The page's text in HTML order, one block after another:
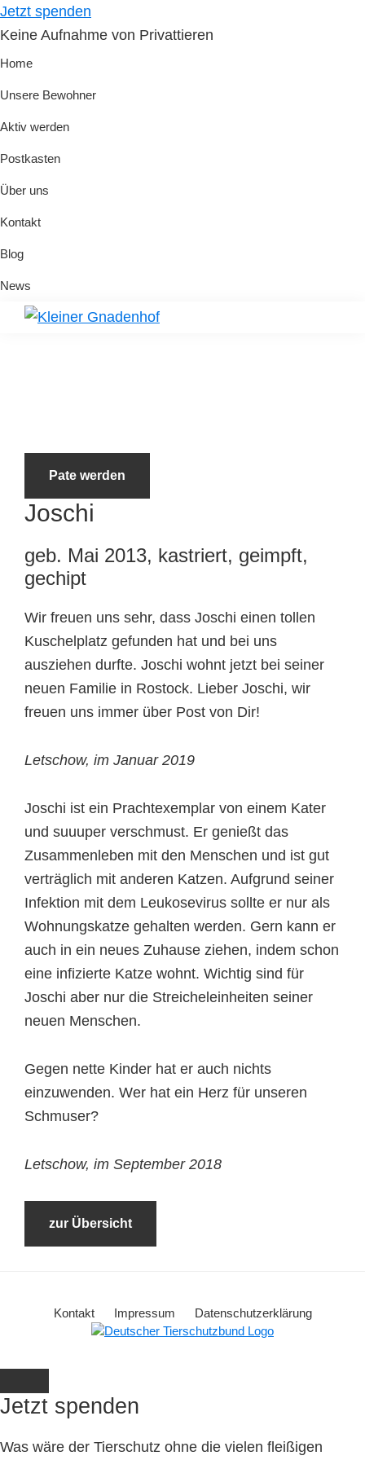
Skip
to
primary
Skip
to
main
Jetzt spenden
Keine Aufnahme von Privattieren
Home
Unsere Bewohner
Aktiv werden
Postkasten
Über uns
Kontakt
Blog
News
Pate werden
Joschi
geb. Mai 2013, kastriert, geimpft,
gechipt
Wir freuen uns sehr, dass Joschi einen tollen
Kuschelplatz gefunden hat und bei uns
ausziehen durfte. Joschi wohnt jetzt bei seiner
neuen Familie in Rostock. Lieber Joschi, wir
freuen uns immer über Post von Dir!
Letschow, im Januar 2019
Joschi ist ein Prachtexemplar von einem Kater
und suuuper verschmust. Er genießt das
Zusammenleben mit den Menschen und ist gut
verträglich mit anderen Katzen. Aufgrund seiner
Infektion mit dem Leukosevirus sollte er nur als
Wohnungskatze gehalten werden. Gern kann er
auch in ein neues Zuhause ziehen, indem schon
eine infizierte Katze wohnt. Wichtig sind für
Joschi aber nur die Streicheleinheiten seiner
neuen Menschen.
Gegen nette Kinder hat er auch nichts
einzuwenden. Wer hat ein Herz für unseren
Schmuser?
Letschow, im September 2018
zur Übersicht
Kontakt Impressum Datenschutzerklärung
Jetzt spenden
Was wäre der Tierschutz ohne die vielen fleißigen